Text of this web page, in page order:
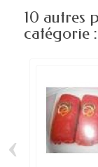
10 autres
catégorie :
‹